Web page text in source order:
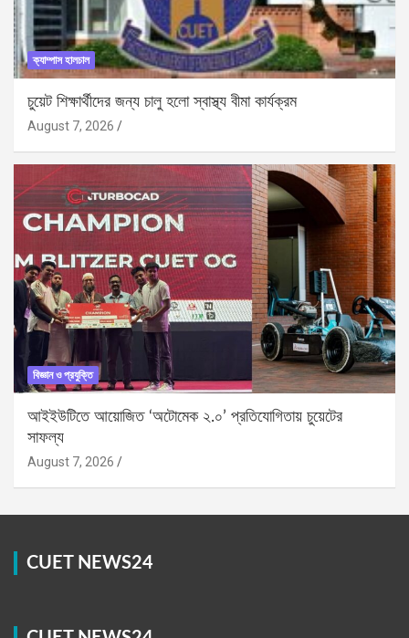
ক্যাম্পাস হালচাল
চুয়েট শিক্ষার্থীদের জন্য চালু হলো স্বাস্থ্য বীমা কার্যক্রম
August 7, 2026
বিজ্ঞান ও প্রযুক্তি
আইইউটিতে আয়োজিত ‘অটোমেক ২.০’ প্রতিযোগিতায় চুয়েটের
সাফল্য
August 7, 2026
CUET NEWS24